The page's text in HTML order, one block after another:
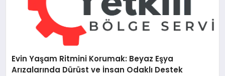
Evin Yaşam Ritmini Korumak: Beyaz Eşya
Arızalarında Dürüst ve İnsan Odaklı Destek